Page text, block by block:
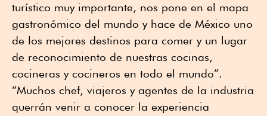
turístico muy importante, nos pone en el mapa
gastronómico del mundo y hace de México uno
de los mejores destinos para comer y un lugar
de reconocimiento de nuestras cocinas,
cocineras y cocineros en todo el mundo”.
“Muchos chef, viajeros y agentes de la industria
querrán venir a conocer la experiencia